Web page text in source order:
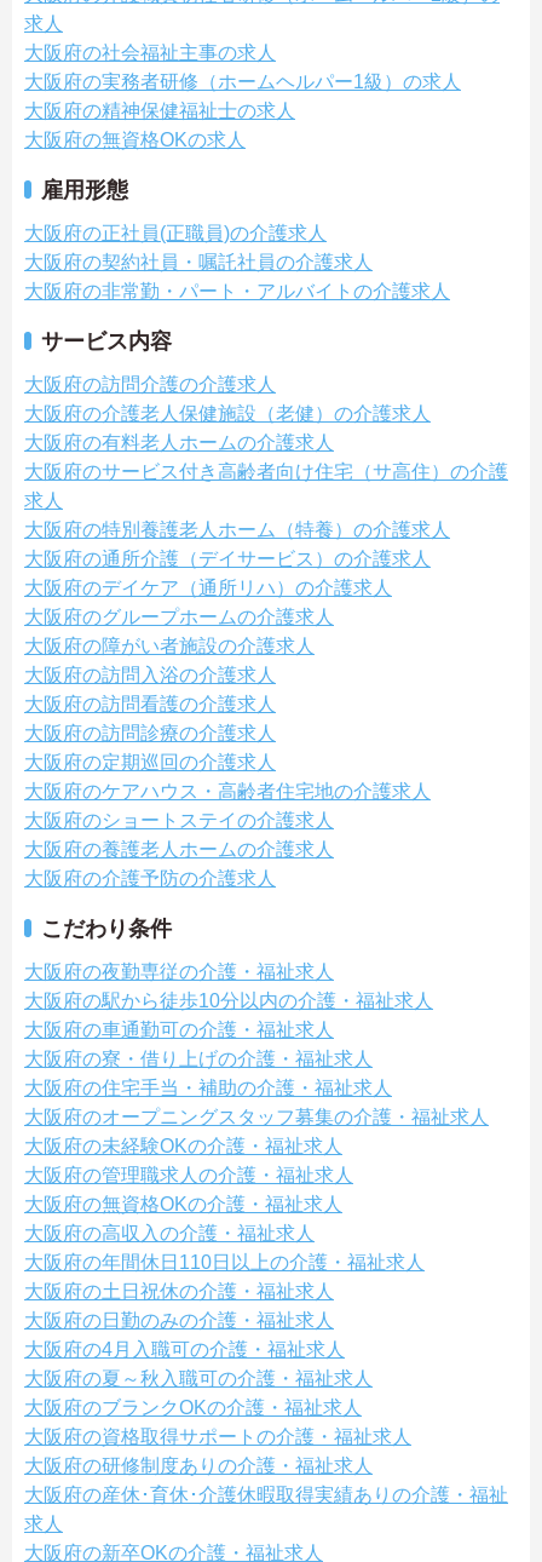
求人
大阪府の社会福祉主事の求人
大阪府の実務者研修（ホームヘルパー1級）の求人
大阪府の精神保健福祉士の求人
大阪府の無資格OKの求人
雇用形態
大阪府の正社員(正職員)の介護求人
大阪府の契約社員・嘱託社員の介護求人
大阪府の非常勤・パート・アルバイトの介護求人
サービス内容
大阪府の訪問介護の介護求人
大阪府の介護老人保健施設（老健）の介護求人
大阪府の有料老人ホームの介護求人
大阪府のサービス付き高齢者向け住宅（サ高住）の介護
求人
大阪府の特別養護老人ホーム（特養）の介護求人
大阪府の通所介護（デイサービス）の介護求人
大阪府のデイケア（通所リハ）の介護求人
大阪府のグループホームの介護求人
大阪府の障がい者施設の介護求人
大阪府の訪問入浴の介護求人
大阪府の訪問看護の介護求人
大阪府の訪問診療の介護求人
大阪府の定期巡回の介護求人
大阪府のケアハウス・高齢者住宅地の介護求人
大阪府のショートステイの介護求人
大阪府の養護老人ホームの介護求人
大阪府の介護予防の介護求人
こだわり条件
大阪府の夜勤専従の介護・福祉求人
大阪府の駅から徒歩10分以内の介護・福祉求人
大阪府の車通勤可の介護・福祉求人
大阪府の寮・借り上げの介護・福祉求人
大阪府の住宅手当・補助の介護・福祉求人
大阪府のオープニングスタッフ募集の介護・福祉求人
大阪府の未経験OKの介護・福祉求人
大阪府の管理職求人の介護・福祉求人
大阪府の無資格OKの介護・福祉求人
大阪府の高収入の介護・福祉求人
大阪府の年間休日110日以上の介護・福祉求人
大阪府の土日祝休の介護・福祉求人
大阪府の日勤のみの介護・福祉求人
大阪府の4月入職可の介護・福祉求人
大阪府の夏～秋入職可の介護・福祉求人
大阪府のブランクOKの介護・福祉求人
大阪府の資格取得サポートの介護・福祉求人
大阪府の研修制度ありの介護・福祉求人
大阪府の産休･育休･介護休暇取得実績ありの介護・福祉
求人
大阪府の新卒OKの介護・福祉求人